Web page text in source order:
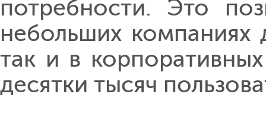
потребности. Это
небольших компаниях
так и в
десятки тысяч